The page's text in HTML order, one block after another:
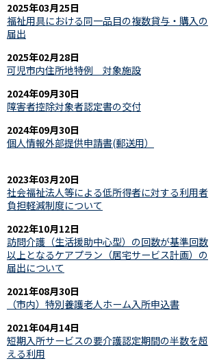
2025年03月25日
福祉用具における同一品目の複数貸与・購入の
届出
2025年02月28日
可児市内住所地特例 対象施設
2024年09月30日
障害者控除対象者認定書の交付
2024年09月30日
個人情報外部提供申請書(郵送用）
2023年03月20日
社会福祉法人等による低所得者に対する利用者
負担軽減制度について
2022年10月12日
訪問介護（生活援助中心型）の回数が基準回数
以上となるケアプラン（居宅サービス計画）の
届出について
2021年08月30日
（市内）特別養護老人ホーム入所申込書
2021年04月14日
短期入所サービスの要介護認定期間の半数を超
える利用